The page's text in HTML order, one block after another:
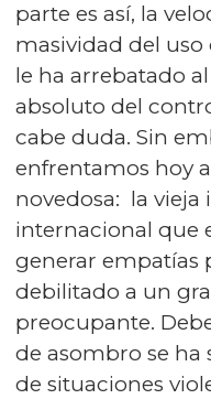
parte es así, la
masividad del uso
le ha arrebatado
absoluto del
cabe duda. Sin
enfrentamos hoy
novedosa: la vieja
internacional que
generar empatías
debilitado a un
preocupante.
de asombro se ha
de situaciones